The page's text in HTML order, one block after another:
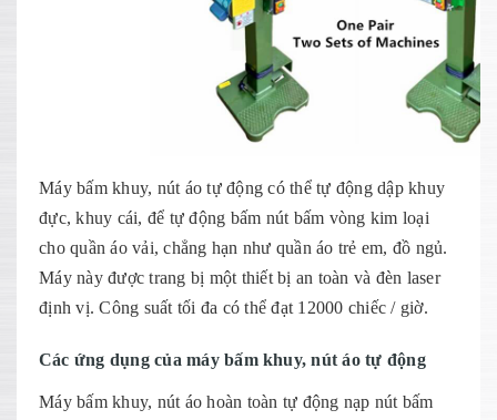
Máy bấm khuy, nút áo tự động có thể tự động dập khuy
đực, khuy cái, để tự động bấm nút bấm vòng kim loại
cho quần áo vải, chẳng hạn như quần áo trẻ em, đồ ngủ.
Máy này được trang bị một thiết bị an toàn và đèn laser
định vị. Công suất tối đa có thể đạt 12000 chiếc / giờ.
Các ứng dụng của máy bấm khuy, nút áo tự động
Máy bấm khuy, nút áo hoàn toàn tự động nạp nút bấm